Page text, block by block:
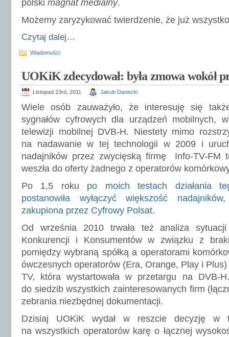
polski magnat medialny.
Możemy zaryzykować twierdzenie, że już
Czytaj dalej…
Wiadomości
UOKiK zdecydował: była zmowa wokół
Listopad 23rd, 2011 Jakub Danecki
Wiele osób zauważyło, że interesuję się
sygnałów cyfrowych dla urządzeń mobilnych,
telewizji mobilnej DVB-H. Niestety mimo
na nadawanie w tej technologii w 2009 i
nadajników przez zwycięską firmę Info-TV-FM
weszła do oferty żadnego z operatorów
Po 1,5 roku po moich testach działania
postanowiła wyłączyć większość nadajników,
zakupiona przez Cyfrowy Polsat.
Od września 2010 trwała też analiza
Konkurencji i Konsumentów w związku z
pomiędzy wybraną spółką a operatorami
ówczesnych operatorów (Era, Orange, Play i Plus)
TV, która wystartowała w przetargu na DVB-
do siedzib wszystkich zainteresowanych firm
zebrania niezbędnej dokumentacji.
Dzisiaj UOKiK wydał w reszcie decyzję w
na wszystkich operatorów karę o łącznej